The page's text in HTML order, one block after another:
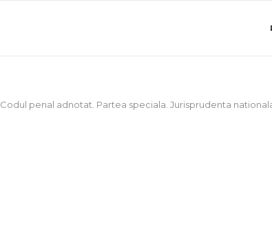
Codul penal adnotat. Partea speciala. Jurisprudenta